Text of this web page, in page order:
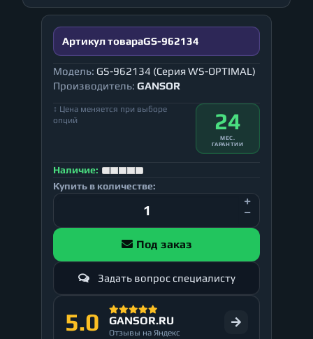
Артикул товараGS-962134
Модель: GS-962134 (Серия WS-OPTIMAL)
Производитель: GANSOR
↕ Цена меняется при выборе
опций
24
МЕС.
ГАРАНТИИ
Наличие:
Купить в количестве:
Под заказ
Задать вопрос специалисту
5.0 GANSOR.RU
Отзывы на Яндекс